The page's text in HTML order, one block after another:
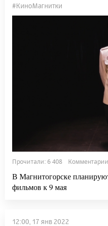
#КиноМагнитки
Прочитали: 6 408
В Магнитогорске
фильмов к 9 мая
12:00, 17 янв 2022